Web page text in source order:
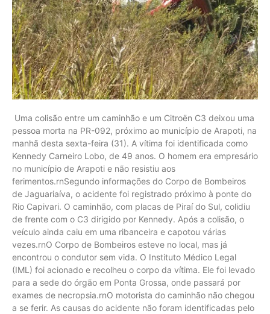
Uma colisão entre um caminhão e um Citroën C3 deixou uma
pessoa morta na PR-092, próximo ao município de Arapoti, na
manhã desta sexta-feira (31). A vítima foi identificada como
Kennedy Carneiro Lobo, de 49 anos. O homem era empresário
no município de Arapoti e não resistiu aos
ferimentos.rnSegundo informações do Corpo de Bombeiros
de Jaguariaíva, o acidente foi registrado próximo à ponte do
Rio Capivari. O caminhão, com placas de Piraí do Sul, colidiu
de frente com o C3 dirigido por Kennedy. Após a colisão, o
veículo ainda caiu em uma ribanceira e capotou várias
vezes.rnO Corpo de Bombeiros esteve no local, mas já
encontrou o condutor sem vida. O Instituto Médico Legal
(IML) foi acionado e recolheu o corpo da vítima. Ele foi levado
para a sede do órgão em Ponta Grossa, onde passará por
exames de necropsia.rnO motorista do caminhão não chegou
a se ferir. As causas do acidente não foram identificadas pelo